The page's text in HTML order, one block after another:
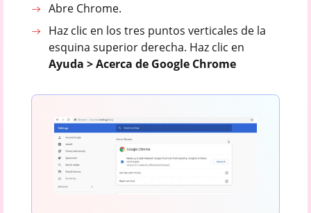
Abre Chrome.
Haz clic en los tres puntos verticales de la
esquina superior derecha. Haz clic en
Ayuda > Acerca de Google Chrome